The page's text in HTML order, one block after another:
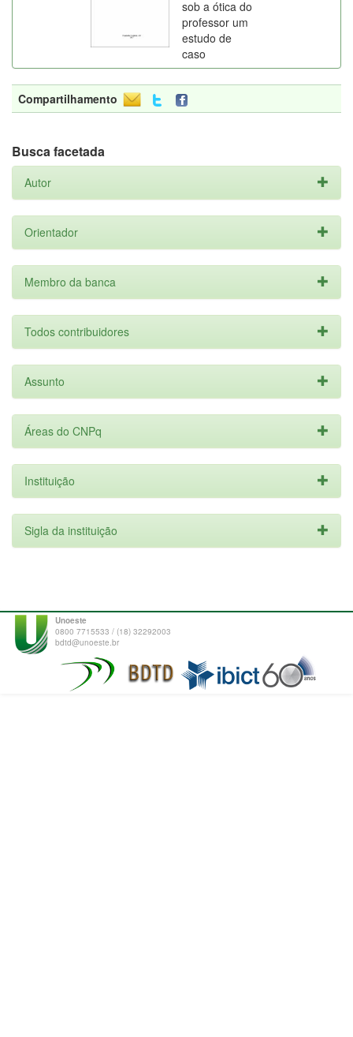
sob a ótica do
professor um
estudo de
caso
Compartilhamento
Busca facetada
Autor
Orientador
Membro da banca
Todos contribuidores
Assunto
Áreas do CNPq
Instituição
Sigla da instituição
Unoeste
0800 7715533 / (18) 32292003
bdtd@unoeste.br